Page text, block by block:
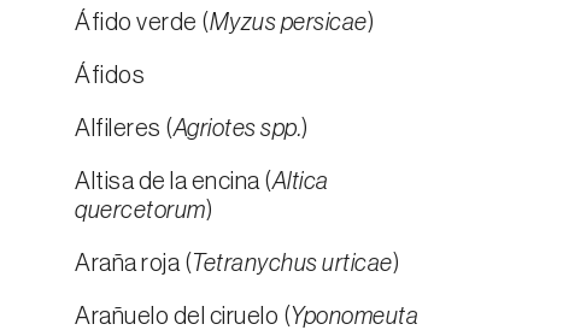
Áfido verde (Myzus persicae)
Áfidos
Alfileres (Agriotes spp.)
Altisa de la encina (Altica
quercetorum)
Araña roja ( Tetranychus urticae)
Arañuelo del ciruelo (Yponomeuta